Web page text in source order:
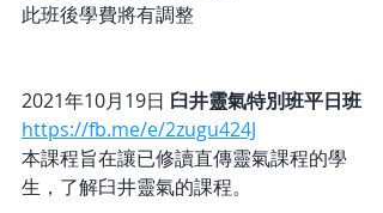
此班後學費將有調整
2021年10月19日 臼井靈氣特別班平日班
https://fb.me/e/2zugu424J
本課程旨在讓已修讀直傳靈氣課程的學
生，了解臼井靈氣的課程。